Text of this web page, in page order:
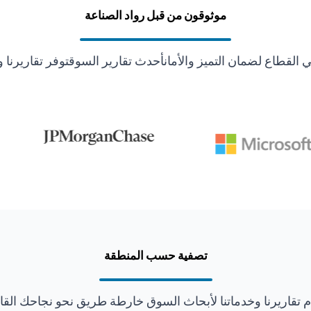
موثوقون من قبل رواد الصناعة
لضمان التميز والأمانأحدث تقارير السوقتوفر
تصفية حسب المنطقة
تقاريرنا وخدماتنا لأبحاث السوق خارطة طريق نحو نجاحك